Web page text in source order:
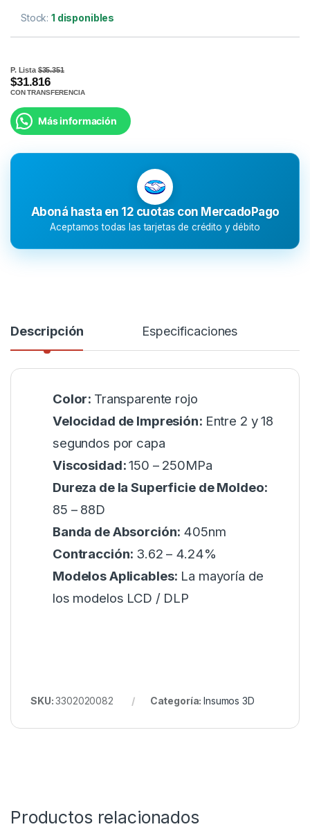
Stock:1 disponibles
P. Lista$35.351
$31.816
CON TRANSFERENCIA
Más información
Aboná hasta en 12 cuotas con MercadoPago
Aceptamos todas las tarjetas de crédito y débito
Descripción Especificaciones
Color: Transparente rojo
Velocidad de Impresión: Entre 2 y 18
segundos por capa
Viscosidad:150 – 250MPa
Dureza de la Superficie de Moldeo:
85 – 88D
Banda de Absorción: 405nm
Contracción: 3.62 – 4.24%
Modelos Aplicables: La mayoría de
los modelos LCD / DLP
SKU:3302020082 Categoría:Insumos 3D
Productos relacionados